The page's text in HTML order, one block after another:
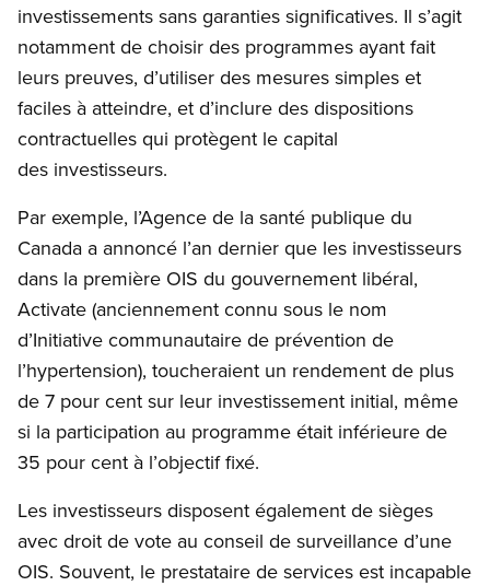
investissements sans garanties significatives. Il s’agit
notamment de choisir des programmes ayant fait
leurs preuves, d’utiliser des mesures simples et
faciles à atteindre, et d’inclure des dispositions
contractuelles qui protègent le capital
des investisseurs.
Par exemple, l’Agence de la santé publique du
Canada a annoncé l’an dernier que les investisseurs
dans la première OIS du gouvernement libéral,
Activate (anciennement connu sous le nom
d’Initiative communautaire de prévention de
l’hypertension), toucheraient un rendement de plus
de 7 pour cent sur leur investissement initial, même
si la participation au programme était inférieure de
35 pour cent à l’objectif fixé.
Les investisseurs disposent également de sièges
avec droit de vote au conseil de surveillance d’une
OIS. Souvent, le prestataire de services est incapable